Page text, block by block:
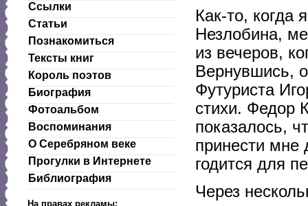
Ссылки
Статьи
Познакомиться
Тексты книг
Король поэтов
Биография
Фотоальбом
Воспоминания
О Серебряном веке
Прогулки в Интернете
Библиография
На правах рекламы:
Как-то, когда
Незлобина,
из вечеров,
Вернувшись,
Футуриста
стихи. Федор
показалось,
принести мне
годится для
Через